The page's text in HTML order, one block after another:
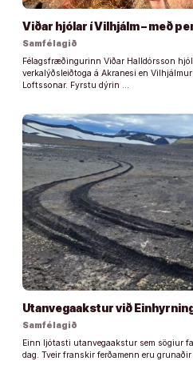
Viðar hjólar í Vilhjálm – með
Samfélagið
Félagsfræðingurinn Viðar Halldórsson
verkalýðsleiðtoga á Akranesi en
Loftssonar. Fyrstu dýrin …
Utanvegaakstur við
Samfélagið
Einn ljótasti utanvegaakstur sem sögiur
dag. Tveir franskir ferðamenn eru grunaðir